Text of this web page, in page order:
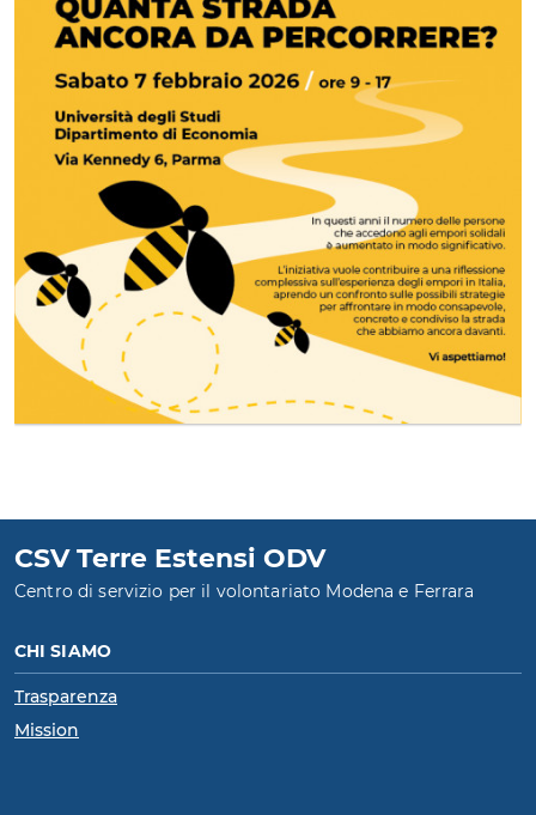
CSV Terre Estensi ODV
Centro di servizio per il volontariato Modena e Ferrara
CHI SIAMO
Trasparenza
Mission